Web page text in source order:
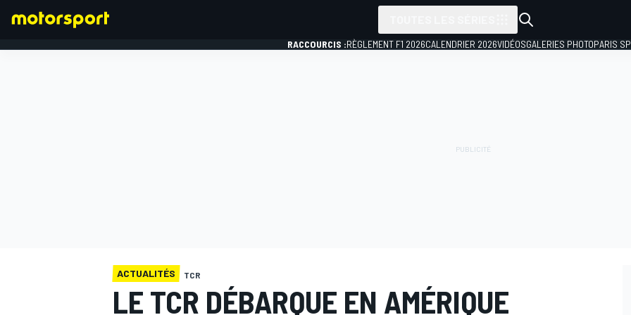
RACCOURCIS :RÈGLEMENT F1 2026CALENDRIER 2026VIDÉOSGALERIES PHOTOPARIS
ACTUALITÉS TCR
LE TCR DÉBARQUE EN AMÉRIQUE